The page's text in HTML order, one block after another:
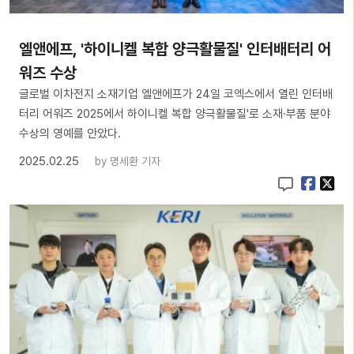
​엘앤에프, '하이니켈 복합 양극활물질' 인터배터리 어
워즈 수상
글로벌 이차전지 소재기업 엘앤에프가 24일 코엑스에서 열린 인터배
터리 어워즈 2025에서 하이니켈 복합 양극활물질'로 소재·부품 분야
수상의 영예를 안았다.
2025.02.25
by 명세환 기자